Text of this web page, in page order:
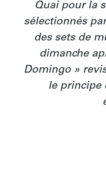
Quai pour la
sélectionnés
des sets de
dimanche
Domingo »
le principe